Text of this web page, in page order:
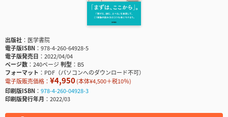
出版社
医学書院
電子版ISBN
978-4-260-64928-5
電子版発売日
2022/04/04
ページ数
240ページ判型
B5
フォーマット
PDF（パソコンへのダウンロード不可）
電子版販売価格： ¥4,950(本体¥4,500＋税10％)
印刷版ISBN
978-4-260-04928-3
印刷版発行年月
2022/03